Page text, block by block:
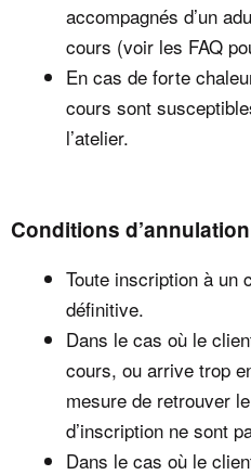
accompagnés d’un
cours (voir les FAQ
En cas de forte
cours sont
l’atelier.
Conditions d’annulation
Toute inscription à un
définitive.
Dans le cas où le
cours, ou arrive trop
mesure de retrouver
d’inscription ne sont
Dans le cas où le